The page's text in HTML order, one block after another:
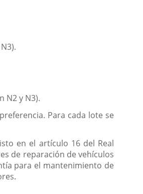
N2 y N3).
Para cada lote se
en el artículo 16 del Real
de reparación de vehículos
para el mantenimiento de